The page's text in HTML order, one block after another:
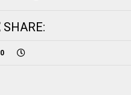
SHARE:
0